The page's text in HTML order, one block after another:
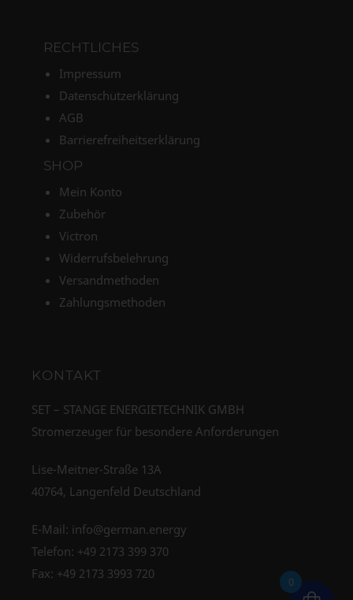
RECHTLICHES
Impressum
Datenschutzerklärung
AGB
Barrierefreiheitserklärung
SHOP
Mein Konto
Zubehör
Victron
Widerrufsbelehrung
Versandmethoden
Zahlungsmethoden
KONTAKT
SET – STANGE ENERGIETECHNIK GMBH
Stromerzeuger für besondere Anforderungen
Lise-Meitner-Straße 13A
40764, Langenfeld Deutschland
E-Mail: info@german.energy
Telefon: +49 2173 399 370
Fax: +49 2173 3993 720
0